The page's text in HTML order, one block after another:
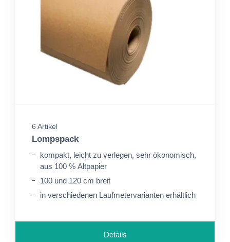
6 Artikel
Lompspack
kompakt, leicht zu verlegen, sehr ökonomisch,
aus 100 % Altpapier
100 und 120 cm breit
in verschiedenen Laufmetervarianten erhältlich
Details